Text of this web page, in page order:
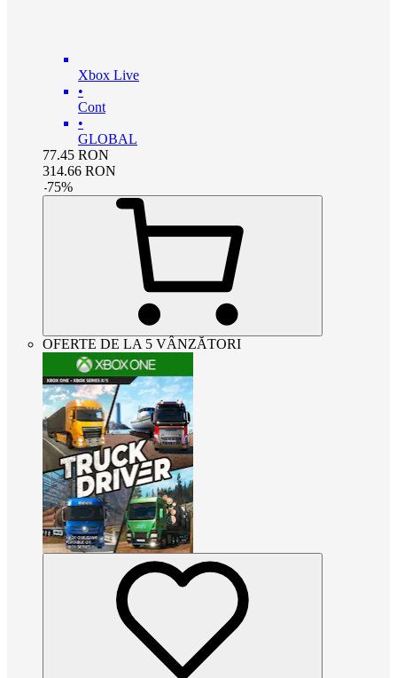
Xbox Live
•
Cont
•
GLOBAL
77.45 RON
314.66 RON
-75%
OFERTE DE LA 5 VÂNZĂTORI